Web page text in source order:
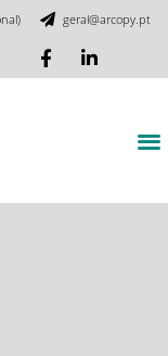
geral@arcopy.pt